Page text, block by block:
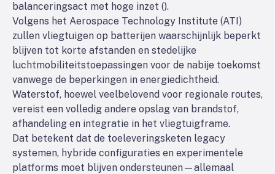
balanceringsact met hoge inzet ().
Volgens het Aerospace Technology Institute (ATI)
zullen vliegtuigen op batterijen waarschijnlijk beperkt
blijven tot korte afstanden en stedelijke
luchtmobiliteitstoepassingen voor de nabije toekomst
vanwege de beperkingen in energiedichtheid.
Waterstof, hoewel veelbelovend voor regionale routes,
vereist een volledig andere opslag van brandstof,
afhandeling en integratie in het vliegtuigframe.
Dat betekent dat de toeleveringsketen legacy
systemen, hybride configuraties en experimentele
platforms moet blijven ondersteunen—allemaal